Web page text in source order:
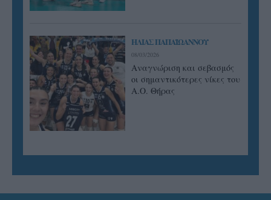
ΗΛΙΑΣ ΠΑΠΑΪΩΑΝΝΟΥ
08/03/2026
Αναγνώριση και σεβασμός
οι σημαντικότερες νίκες του
Α.Ο. Θήρας